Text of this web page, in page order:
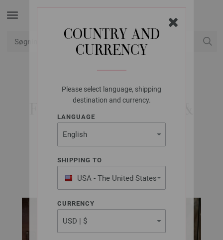
COUNTRY AND
CURRENCY
Please select language, shipping
destination and currency.
LANGUAGE
SHIPPING TO
USA - The United States
of America
CURRENCY
LANA GROSSA
FILTSKÅLE FELTRO &
COSMO
home No. 78 | Model 12b